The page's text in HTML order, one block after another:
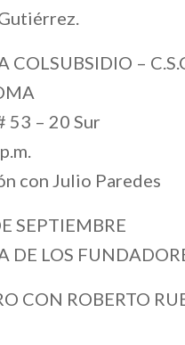
COLSUBSIDIO –
53 – 20 Sur
con Julio Paredes
SEPTIEMBRE
DE LOS
CON ROBERTO